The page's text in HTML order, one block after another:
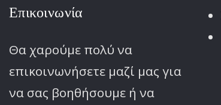
Επικοινωνία
Θα χαρούμε πολύ να
επικοινωνήσετε μαζί μας για
να σας βοηθήσουμε ή να